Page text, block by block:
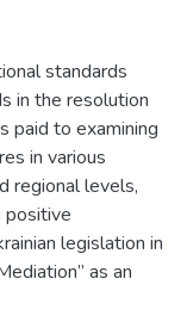
standards
in the resolution
paid to examining
in various
regional levels,
positive
legislation in
as an